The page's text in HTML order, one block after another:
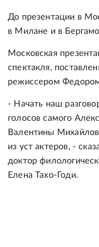
До презентации в
в Милане и в
Московская
спектакля,
режиссером
- Начать наш
голосов самого
Валентины
из уст актеров, -
доктор
Елена Тахо-Годи.